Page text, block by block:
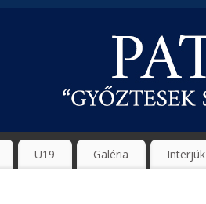
U19 Galéria Interjúk